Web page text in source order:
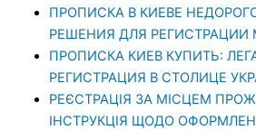
ПРОПИСКА В КИЕВЕ
РЕШЕНИЯ ДЛЯ РЕГИСТРАЦИИ
ПРОПИСКА КИЕВ КУПИТЬ:
РЕГИСТРАЦИЯ В СТОЛИЦЕ
РЕЄСТРАЦІЯ ЗА МІСЦЕМ
ІНСТРУКЦІЯ ЩОДО